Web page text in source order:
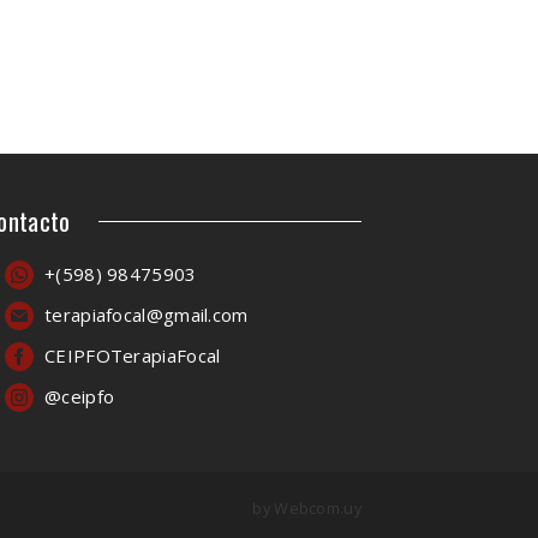
+(598) 98475903
terapiafocal@gmail.com
CEIPFOTerapiaFocal
@ceipfo
by Webcom.uy